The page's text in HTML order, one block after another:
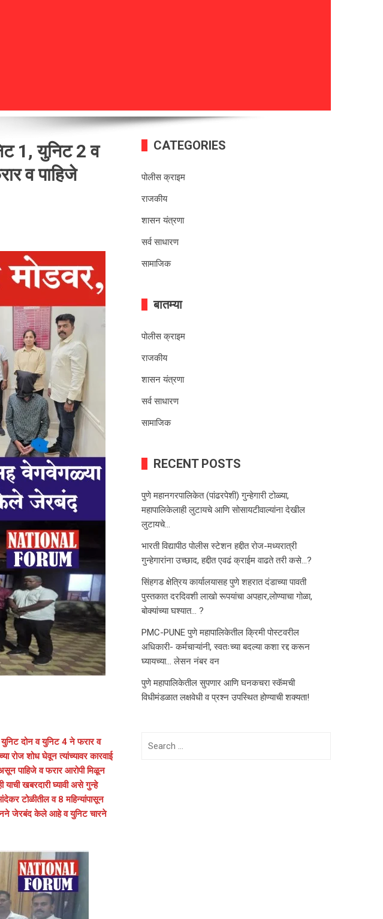
1, युनिट 2 व
व पाहिजे
दोन व युनिट 4 ने फरार व
रोज शोध घेवून त्यांच्यावर कारवाई
पाहिजे व फरार आरोपी मिळून
याची खबरदारी घ्यावी असे गुन्हे
टोळीतील व 8 महिन्यांपासून
जेरबंद केले आहे व युनिट चारने
CATEGORIES
पोलीस क्राइम
राजकीय
शासन यंत्रणा
सर्व साधारण
सामाजिक
बातम्या
पोलीस क्राइम
राजकीय
शासन यंत्रणा
सर्व साधारण
सामाजिक
RECENT POSTS
पुणे महानगरपालिकेत (पांढरपेशी) गुन्हेगारी टोळ्या,
महापालिकेलाही लुटायचे आणि सोसायटीवाल्यांना देखील
लुटायचे…
भारती विद्यापीठ पोलीस स्टेशन हद्दीत रोज-मध्यरात्री
गुन्हेगारांना उच्छाद, हद्दीत एवढं क्राईम वाढते तरी कसे…?
सिंहगड क्षेत्रिय कार्यालयासह पुणे शहरात दंडाच्या पावती
पुस्तकात दरदिवशी लाखो रूपयांचा अपहार,लोण्याचा गोळा,
बोक्यांच्या घश्यात… ?
PMC-PUNE पुणे महापालिकेतील क्रिमी पोस्टवरील
अधिकारी- कर्मचाऱ्यांनी, स्वतःच्या बदल्या कशा रद्द करून
घ्यायच्या… लेसन नंबर वन
पुणे महापालिकेतील सुपणार आणि घनकचरा स्कॅमची
विधीमंडळात लक्षवेधी व प्रश्न उपस्थित होण्याची शक्यता!